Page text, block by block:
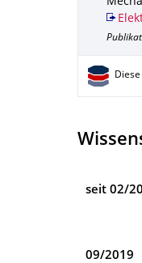
seit 02/
09/2019